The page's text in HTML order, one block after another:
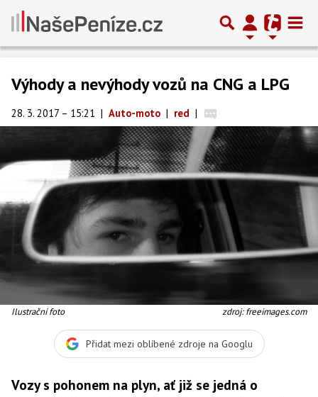
Výhody a nevýhody vozů na CNG a LPG
28. 3. 2017 – 15:21 | Auto-moto | red |
Ilustrační foto zdroj: freeimages.com
Přidat mezi oblíbené zdroje na Googlu
Vozy s pohonem na plyn, ať již se jedná o